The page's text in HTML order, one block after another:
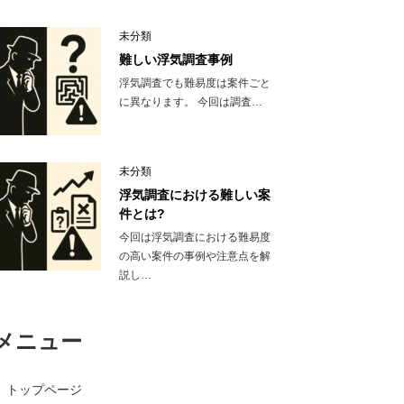
未分類
難しい浮気調査事例
浮気調査でも難易度は案件ごと
に異なります。 今回は調査…
未分類
浮気調査における難しい案
件とは?
今回は浮気調査における難易度
の高い案件の事例や注意点を解
説し…
ニュー
トップページ